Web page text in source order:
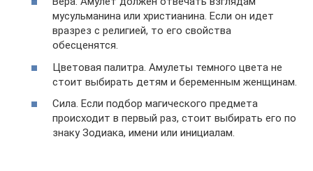
мусульманина или христианина. Если он идет
вразрез с религией, то его свойства
обесценятся.
Цветовая палитра. Амулеты темного цвета не
стоит выбирать детям и беременным женщинам.
Сила. Если подбор магического предмета
происходит в первый раз, стоит выбирать его по
знаку Зодиака, имени или инициалам.